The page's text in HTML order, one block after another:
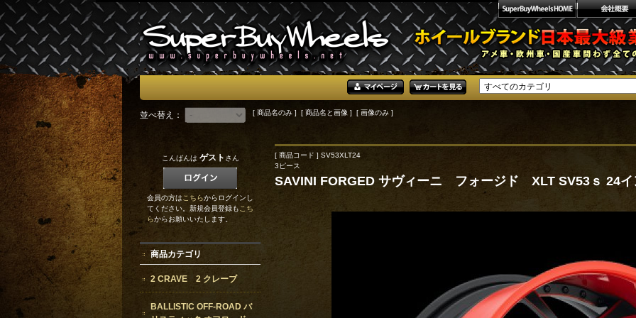
並べ替え： [ 商品名のみ ] [ 商品名と画像 ] [ 画像のみ ]
[ 商品コード ] SV53XLT24
3ピース
SAVINI FORGED サヴィーニ フォージド XLT SV53ｓ 24イ
こんばんは ゲスト さん
会員の方はこちらからログインし
てください。新規会員登録もこち
らからお願いいたします。
商品カテゴリ
2 CRAVE 2 クレーブ
BALLISTIC OFF-ROAD バ